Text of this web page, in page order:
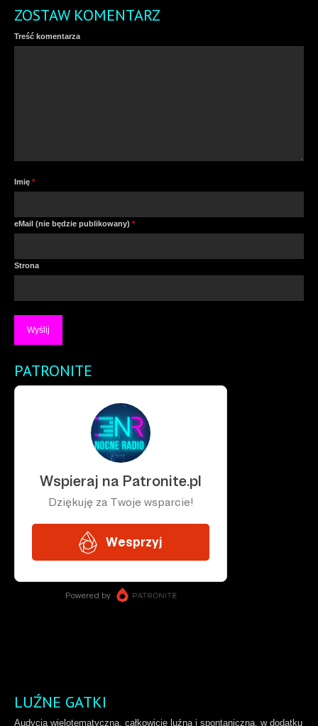
ZOSTAW KOMENTARZ
Treść komentarza
Imię *
eMail (nie będzie publikowany) *
Strona
PATRONITE
LUŹNE GATKI
Audycja wielotematyczna, całkowicie luźna i spontaniczna, w dodatku